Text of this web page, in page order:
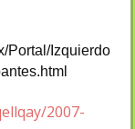
Portal/Izquierdo
2007-